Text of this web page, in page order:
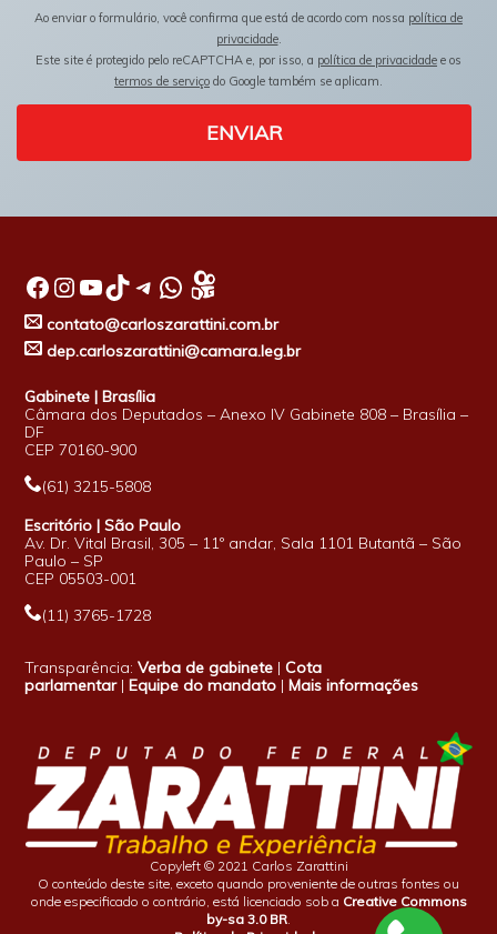
Ao enviar o formulário, você confirma que está de acordo com nossa política de
privacidade.
Este site é protegido pelo reCAPTCHA e, por isso, a política de privacidade e os
termos de serviço do Google também se aplicam.
ENVIAR
Facebook InstagramYoutube TikTok Telegram WhatsApp
contato@carloszarattini.com.br
dep.carloszarattini@camara.leg.br
Gabinete | Brasília
Câmara dos Deputados – Anexo IV Gabinete 808 – Brasília –
DF
CEP 70160-900
(61) 3215-5808
Escritório | São Paulo
Av. Dr. Vital Brasil, 305 – 11º andar, Sala 1101 Butantã – São
Paulo – SP
CEP 05503-001
(11) 3765-1728
Transparência:Verba de gabinete |Cota
parlamentar|Equipe do mandato |Mais informações
Copyleft © 2021 Carlos Zarattini
O conteúdo deste site, exceto quando proveniente de outras fontes ou
onde especificado o contrário, está licenciado sob a Creative Commons
by-sa 3.0 BR